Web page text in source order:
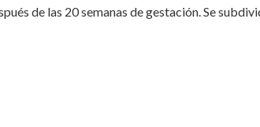
de las 20 semanas de gestación. Se